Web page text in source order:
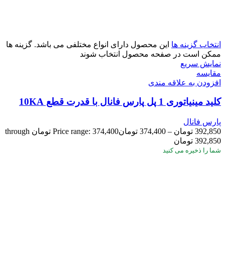
انتخاب گزینه ها این محصول دارای انواع مختلفی می باشد. گزینه ها
ممکن است در صفحه محصول انتخاب شوند
نمایش سریع
مقايسه
افزودن به علاقه مندی
کلید مینیاتوری 1 پل پارس فانال با قدرت قطع 10KA
پارس فانال
392,850 تومان –
374,400 تومان
Price range: 374,400 تومان through
392,850 تومان
شما را ذخیره می کنید